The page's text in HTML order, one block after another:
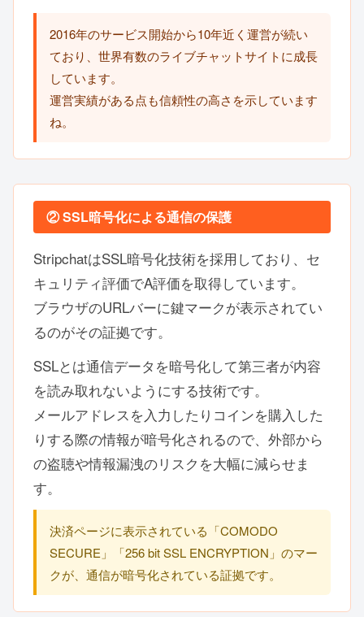
2016年のサービス開始から10年近く運営が続い
ており、世界有数のライブチャットサイトに成長
しています。
運営実績がある点も信頼性の高さを示しています
ね。
② SSL暗号化による通信の保護
StripchatはSSL暗号化技術を採用しており、セ
キュリティ評価でA評価を取得しています。
ブラウザのURLバーに鍵マークが表示されてい
るのがその証拠です。
SSLとは通信データを暗号化して第三者が内容
を読み取れないようにする技術です。
メールアドレスを入力したりコインを購入した
りする際の情報が暗号化されるので、外部から
の盗聴や情報漏洩のリスクを大幅に減らせま
す。
決済ページに表示されている「COMODO
SECURE」「256 bit SSL ENCRYPTION」のマー
クが、通信が暗号化されている証拠です。